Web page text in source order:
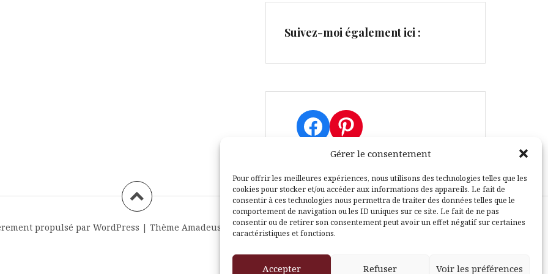
Gérer le consentement
Pour offrir les meilleures expériences, nous utilisons des technologies telles que les
cookies pour stocker et/ou accéder aux informations des appareils. Le fait de
consentir à ces technologies nous permettra de traiter des données telles que le
comportement de navigation ou les ID uniques sur ce site. Le fait de ne pas
consentir ou de retirer son consentement peut avoir un effet négatif sur certaines
caractéristiques et fonctions.
Accepter Refuser Voir les préférences
Suivez-moi également ici :
Facebook
Pinterest
propulsé par WordPress | Thème Amadeus par Themeisle